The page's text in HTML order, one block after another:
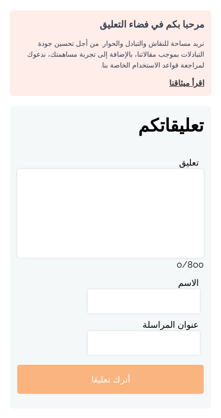
مرحبا بكم في فضاء التعليق
نريد مساحة للنقاش والتبادل والحوار. من أجل تحسين جودة
التبادلات بموجب مقالاتنا، بالإضافة إلى تجربة مساهمتك، ندعوك
لمراجعة قواعد الاستخدام الخاصة بنا.
اقرأ ميثاقنا
تعليقاتكم
تعليق
0/800
الاسم
عنوان المراسلة
أترك تعليقا